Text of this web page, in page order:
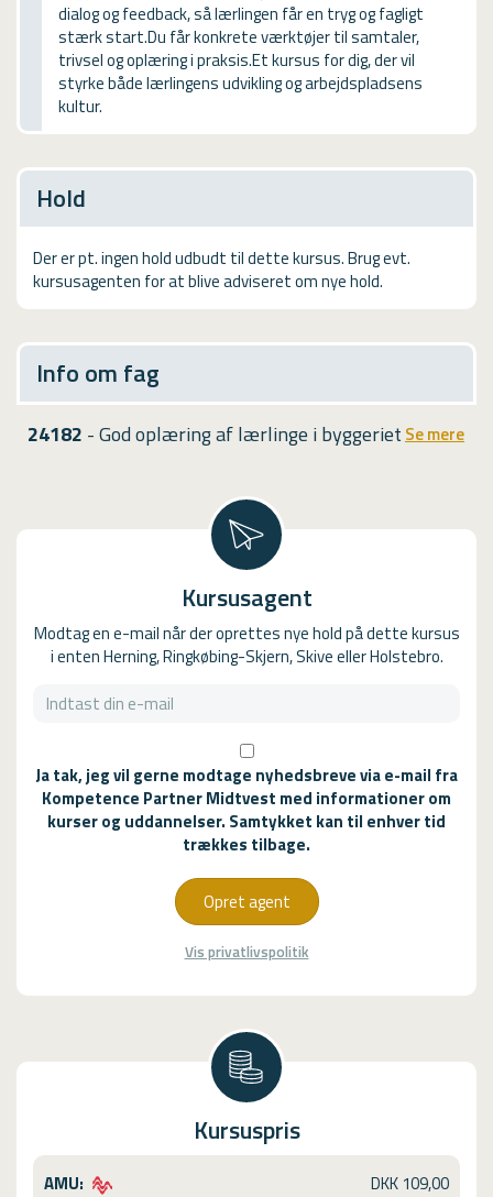
USMA
Videoguides
dialog og feedback, så lærlingen får en tryg og fagligt
stærk start.Du får konkrete værktøjer til samtaler,
trivsel og oplæring i praksis.Et kursus for dig, der vil
styrke både lærlingens udvikling og arbejdspladsens
kultur.
Hold
Der er pt. ingen hold udbudt til dette kursus. Brug evt.
kursusagenten for at blive adviseret om nye hold.
Info om fag
24182 - God oplæring af lærlinge i byggeriet Se mere
Kursusagent
Modtag en e-mail når der oprettes nye hold på dette kursus
i enten Herning, Ringkøbing-Skjern, Skive eller Holstebro.
Ja tak, jeg vil gerne modtage nyhedsbreve via e-mail fra
Kompetence Partner Midtvest med informationer om
kurser og uddannelser. Samtykket kan til enhver tid
trækkes tilbage.
Opret agent
Vis privatlivspolitik
Kursuspris
AMU: DKK 109,00